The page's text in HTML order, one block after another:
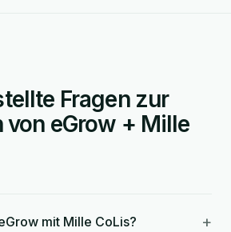
Fragen zur
eGrow + Mille
mit Mille CoLis? +